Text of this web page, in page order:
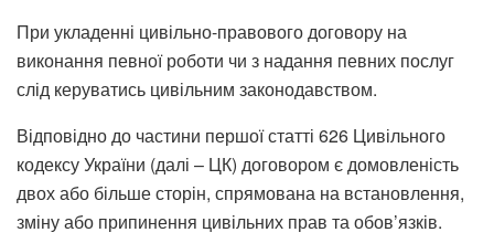
При укладенні цивільно-правового договору на
виконання певної роботи чи з надання певних послуг
слід керуватись цивільним законодавством.
Відповідно до частини першої статті 626 Цивільного
кодексу України (далі – ЦК) договором є домовленість
двох або більше сторін, спрямована на встановлення,
зміну або припинення цивільних прав та обов’язків.